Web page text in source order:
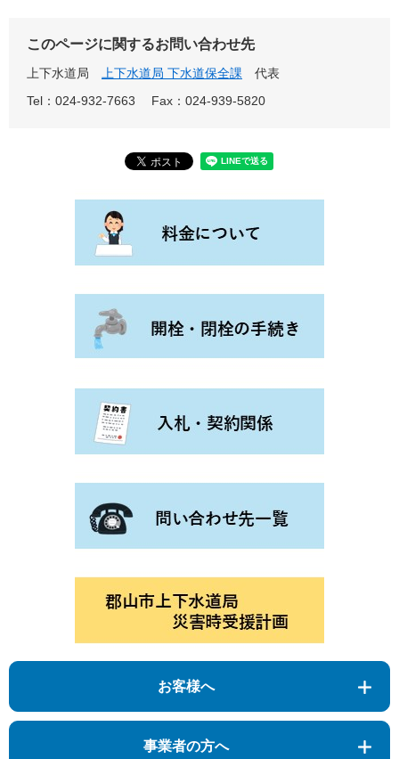
このページに関するお問い合わせ先
上下水道局 上下水道局 下水道保全課
代表
Tel：024-932-7663
Fax：024-939-5820
お客様へ
事業者の方へ